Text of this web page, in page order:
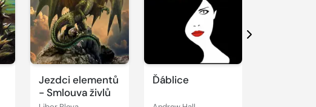
Jezdci elementů
- Smlouva živlů
Ďáblice
Další